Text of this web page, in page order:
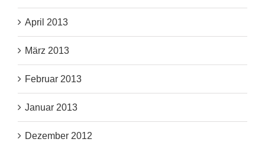
April 2013
März 2013
Februar 2013
Januar 2013
Dezember 2012